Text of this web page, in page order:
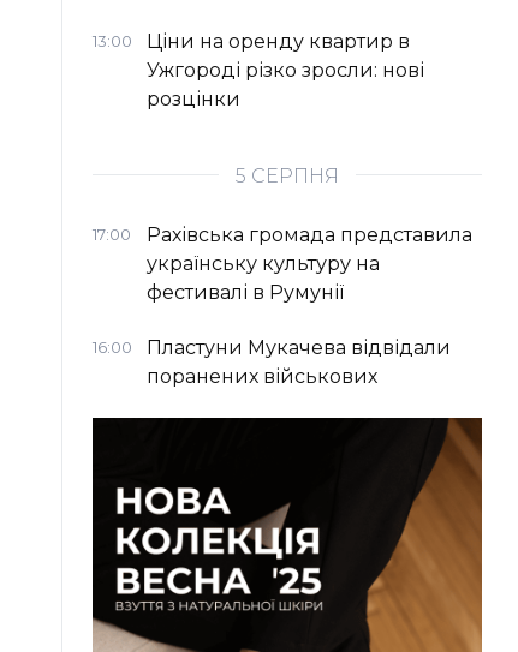
13:00
Ціни на оренду квартир в
Ужгороді різко зросли: нові
розцінки
5 СЕРПНЯ
17:00
Рахівська громада представила
українську культуру на
фестивалі в Румунії
16:00
Пластуни Мукачева відвідали
поранених військових